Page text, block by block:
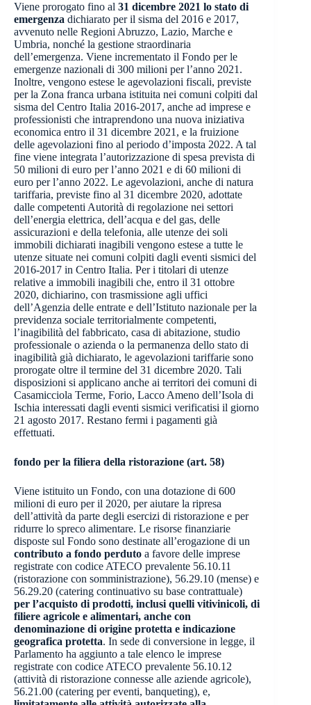
Viene prorogato fino al 31 dicembre 2021 lo stato di
emergenza dichiarato per il sisma del 2016 e 2017,
avvenuto nelle Regioni Abruzzo, Lazio, Marche e
Umbria, nonché la gestione straordinaria
dell’emergenza. Viene incrementato il Fondo per le
emergenze nazionali di 300 milioni per l’anno 2021.
Inoltre, vengono estese le agevolazioni fiscali, previste
per la Zona franca urbana istituita nei comuni colpiti dal
sisma del Centro Italia 2016-2017, anche ad imprese e
professionisti che intraprendono una nuova iniziativa
economica entro il 31 dicembre 2021, e la fruizione
delle agevolazioni fino al periodo d’imposta 2022. A tal
fine viene integrata l’autorizzazione di spesa prevista di
50 milioni di euro per l’anno 2021 e di 60 milioni di
euro per l’anno 2022. Le agevolazioni, anche di natura
tariffaria, previste fino al 31 dicembre 2020, adottate
dalle competenti Autorità di regolazione nei settori
dell’energia elettrica, dell’acqua e del gas, delle
assicurazioni e della telefonia, alle utenze dei soli
immobili dichiarati inagibili vengono estese a tutte le
utenze situate nei comuni colpiti dagli eventi sismici del
2016-2017 in Centro Italia. Per i titolari di utenze
relative a immobili inagibili che, entro il 31 ottobre
2020, dichiarino, con trasmissione agli uffici
dell’Agenzia delle entrate e dell’Istituto nazionale per la
previdenza sociale territorialmente competenti,
l’inagibilità del fabbricato, casa di abitazione, studio
professionale o azienda o la permanenza dello stato di
inagibilità già dichiarato, le agevolazioni tariffarie sono
prorogate oltre il termine del 31 dicembre 2020. Tali
disposizioni si applicano anche ai territori dei comuni di
Casamicciola Terme, Forio, Lacco Ameno dell’Isola di
Ischia interessati dagli eventi sismici verificatisi il giorno
21 agosto 2017. Restano fermi i pagamenti già
effettuati.
fondo per la filiera della ristorazione (art. 58)
Viene istituito un Fondo, con una dotazione di 600
milioni di euro per il 2020, per aiutare la ripresa
dell’attività da parte degli esercizi di ristorazione e per
ridurre lo spreco alimentare. Le risorse finanziarie
disposte sul Fondo sono destinate all’erogazione di un
contributo a fondo perduto a favore delle imprese
registrate con codice ATECO prevalente 56.10.11
(ristorazione con somministrazione), 56.29.10 (mense) e
56.29.20 (catering continuativo su base contrattuale)
per l’acquisto di prodotti, inclusi quelli vitivinicoli, di
filiere agricole e alimentari, anche con
denominazione di origine protetta e indicazione
geografica protetta. In sede di conversione in legge, il
Parlamento ha aggiunto a tale elenco le imprese
registrate con codice ATECO prevalente 56.10.12
(attività di ristorazione connesse alle aziende agricole),
56.21.00 (catering per eventi, banqueting), e,